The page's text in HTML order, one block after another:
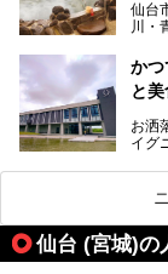
提供
の旅
す。
今回
セレ
仙台
川・
人気
よく
仙台
時な
かつ
と
お洒
イグ
関西
2年
温
タリ
ファ
と「
仙台 (宮城)の